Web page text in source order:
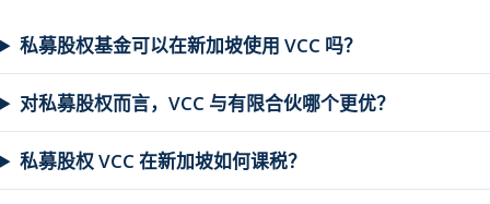
私募股权基金可以在新加坡使用 VCC 吗？
对私募股权而言，VCC 与有限合伙哪个更优？
私募股权 VCC 在新加坡如何课税？